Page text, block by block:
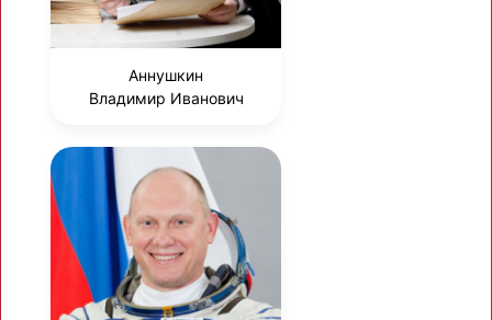
Аннушкин
Владимир Иванович